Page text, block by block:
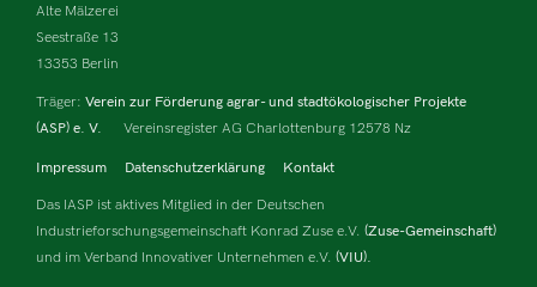
Alte Mälzerei
Seestraße 13
13353 Berlin
Träger: Verein zur Förderung agrar- und stadtökologischer Projekte
(ASP) e. V.
Vereinsregister AG Charlottenburg 12578 Nz
Impressum Datenschutzerklärung Kontakt
Das IASP ist aktives Mitglied in der Deutschen
Industrieforschungsgemeinschaft Konrad Zuse e.V. (Zuse-Gemeinschaft)
und im Verband Innovativer Unternehmen e.V. (VIU).